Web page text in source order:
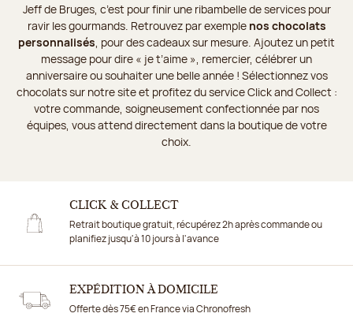
Jeff de Bruges, c’est pour finir une ribambelle de services pour
ravir les gourmands. Retrouvez par exemple nos chocolats
personnalisés , pour des cadeaux sur mesure. Ajoutez un petit
message pour dire « je t’aime », remercier, célébrer un
anniversaire ou souhaiter une belle année ! Sélectionnez vos
chocolats sur notre site et profitez du service Click and Collect :
votre commande, soigneusement confectionnée par nos
équipes, vous attend directement dans la boutique de votre
choix.
CLICK & COLLECT
Retrait boutique gratuit, récupérez 2h après commande ou
planifiez jusqu'à 10 jours à l'avance
EXPÉDITION À DOMICILE
Offerte dès 75€ en France via Chronofresh